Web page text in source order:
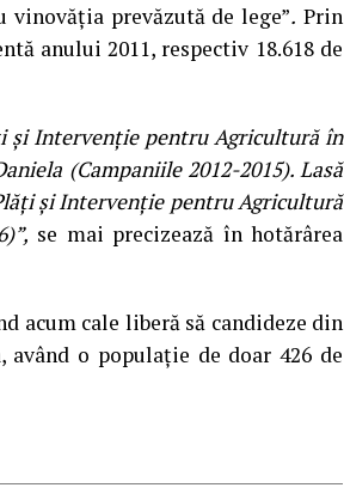
vinovăţia prevăzută de lege”. Prin
anului 2011, respectiv 18.618 de
şi Intervenţie pentru Agricultură în
(Campaniile 2012-2015). Lasă
şi Intervenţie pentru Agricultură
se mai precizează în hotărârea
acum cale liberă să candideze din
o populație de doar 426 de